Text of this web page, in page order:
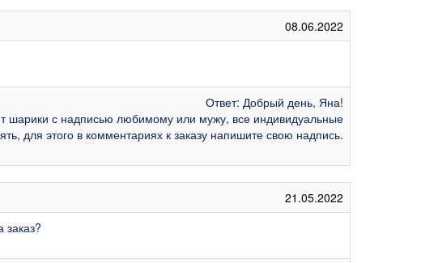
08.06.2022
Ответ: Добрый день, Яна!
шарики с надписью любимому или мужу, все индивидуальные
для этого в комментариях к заказу напишите свою надпись.
21.05.2022